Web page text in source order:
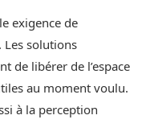
exigence de
solutions
de libérer de l’espace
au moment voulu.
à la perception